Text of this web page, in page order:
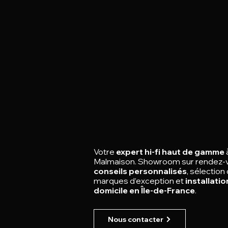
Votre expert hi-fi haut de gamme
Malmaison. Showroom sur rendez-
conseils personnalisés, sélection
marques d’exception et
domicile en Île-de-France.
Nous contacter